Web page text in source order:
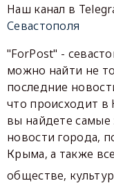
Наш канал в
Севастополя
"ForPost" -
можно найти не
последние
что происходит в
вы найдете
новости города,
Крыма, а также
обществе,